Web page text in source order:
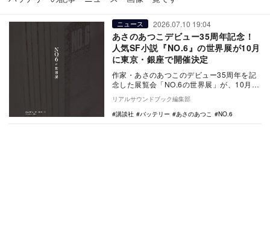
ニュース 2026.07.10 19:04
あさのあつこデビュー35周年記念！
人気SF小説『NO.6』の世界展が10月
に東京・銀座で開催決定
作家・あさのあつこのデビュー35周年を記
念した展覧会「NO.6の世界展」が、10月2
日から東京・銀座で開催される。累計240万
部…
リアルサウンドブック編集部
講談社
バッテリー あさのあつこ NO.6